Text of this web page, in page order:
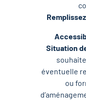
Situation
éventuelle
ou